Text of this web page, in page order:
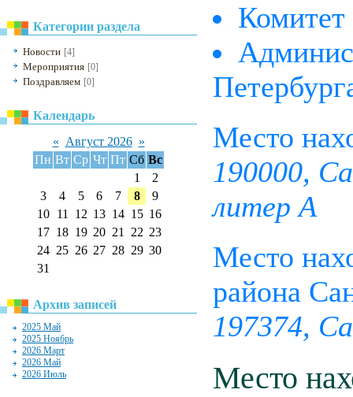
Категории раздела
Новости [4]
Мероприятия [0]
Поздравляем [0]
Календарь
« Август 2026 »
Пн Вт Ср Чт Пт Сб Вс
1
2
3
4 5 6 7 8
9
10
11 12 13 14 15 16
17 18 19 20 21 22 23
24 25 26 27 28 29 30
31
Архив записей
2025 Май
2025 Ноябрь
2026 Март
2026 Май
2026 Июль
Место
190000,
литер А
Место
района
197374,
Место